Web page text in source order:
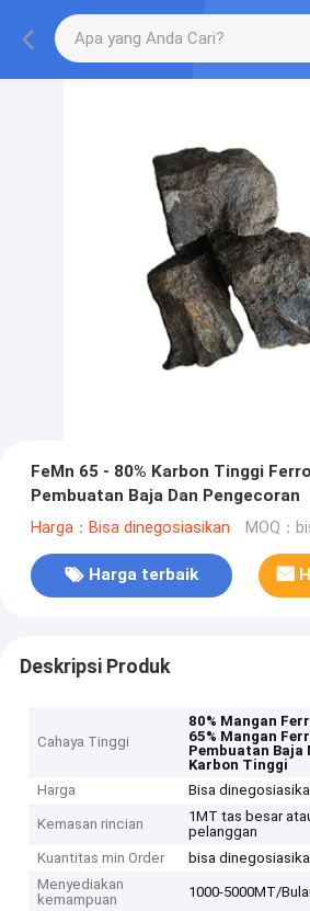
FeMn 65 - 80% Karbon Tinggi
Pembuatan Baja Dan Pengecoran
Harga：Bisa dinegosiasikan MOQ：
Harga terbaik
Deskripsi Produk
Cahaya Tinggi
80% Mangan
65% Mangan
Pembuatan Baja
Karbon Tinggi
Harga
Bisa
Kemasan rincian
1MT tas besar
pelanggan
Kuantitas min Order
bisa
Menyediakan
kemampuan
1000-5000MT/